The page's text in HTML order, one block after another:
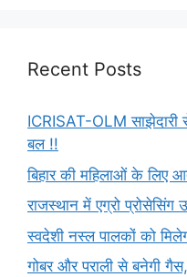
Recent Posts
ICRISAT-OLM साझेदारी
बल !!
बिहार की महिलाओं के लिए
राजस्थान में एग्रो
स्वदेशी नस्ल पालकों को
गोबर और पराली से बनेगी